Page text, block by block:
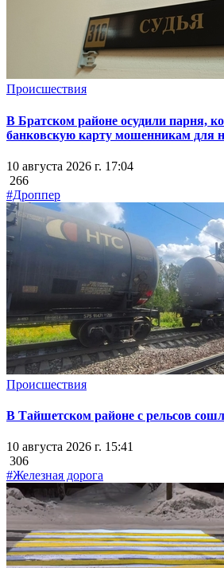
Происшествия
В Братском районе осудили парня,
банковскую карту мошенникам для
10 августа 2026 г. 17:04
266
#Дроппер
Происшествия
В Тайшетском районе с рельсов
10 августа 2026 г. 15:41
306
#Железная дорога